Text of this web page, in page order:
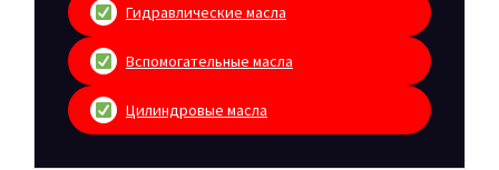
Гидравлические масла
Вспомогательные масла
Цилиндровые масла